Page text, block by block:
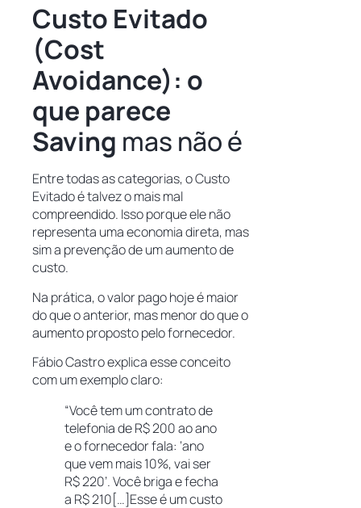
Custo Evitado
(Cost
Avoidance): o
que parece
Saving mas não é
Entre todas as categorias, o Custo
Evitado é talvez o mais mal
compreendido. Isso porque ele não
representa uma economia direta, mas
sim a prevenção de um aumento de
custo.
Na prática, o valor pago hoje é maior
do que o anterior, mas menor do que o
aumento proposto pelo fornecedor.
Fábio Castro explica esse conceito
com um exemplo claro:
“Você tem um contrato de
telefonia de R$ 200 ao ano
e o fornecedor fala: ‘ano
que vem mais 10%, vai ser
R$ 220’. Você briga e fecha
a R$ 210[…]Esse é um custo